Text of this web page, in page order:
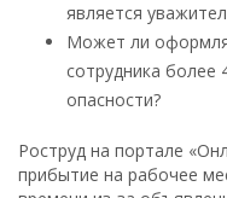
является
Может ли
сотрудника более
опасности?
Роструд на портале
прибытие на рабочее